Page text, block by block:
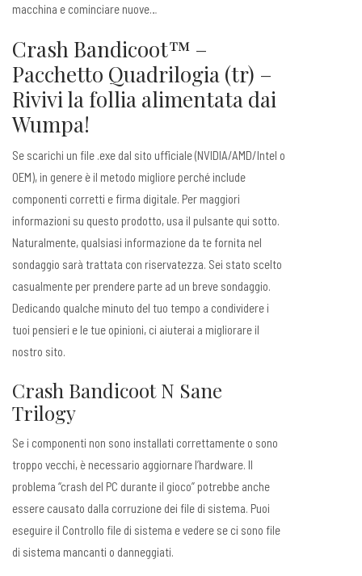
macchina e cominciare nuove…
Crash Bandicoot™ –
Pacchetto Quadrilogia (tr) –
Rivivi la follia alimentata dai
Wumpa!
Se scarichi un file .exe dal sito ufficiale (NVIDIA/AMD/Intel o
OEM), in genere è il metodo migliore perché include
componenti corretti e firma digitale. Per maggiori
informazioni su questo prodotto, usa il pulsante qui sotto.
Naturalmente, qualsiasi informazione da te fornita nel
sondaggio sarà trattata con riservatezza. Sei stato scelto
casualmente per prendere parte ad un breve sondaggio.
Dedicando qualche minuto del tuo tempo a condividere i
tuoi pensieri e le tue opinioni, ci aiuterai a migliorare il
nostro sito.
Crash Bandicoot N Sane
Trilogy
Se i componenti non sono installati correttamente o sono
troppo vecchi, è necessario aggiornare l’hardware. Il
problema “crash del PC durante il gioco” potrebbe anche
essere causato dalla corruzione dei file di sistema. Puoi
eseguire il Controllo file di sistema e vedere se ci sono file
di sistema mancanti o danneggiati.